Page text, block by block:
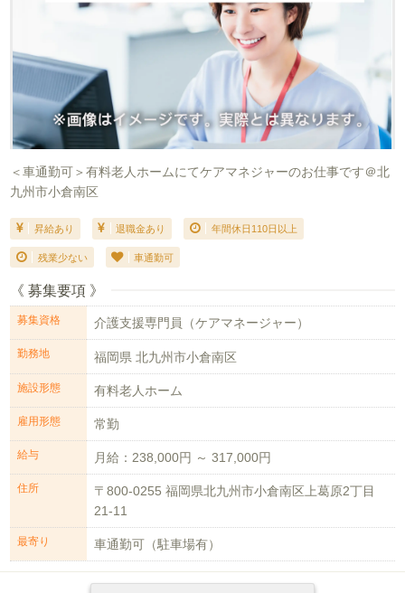
＜車通勤可＞有料老人ホームにてケアマネジャーのお仕事です＠北
九州市小倉南区
昇給あり 退職金あり 年間休日110日以上
残業少ない 車通勤可
《 募集要項 》
募集資格 介護支援専門員（ケアマネージャー）
勤務地 福岡県 北九州市小倉南区
施設形態 有料老人ホーム
雇用形態 常勤
給与 月給：238,000円 ～ 317,000円
住所
〒800-0255 福岡県北九州市小倉南区上葛原2丁目
21-11
最寄り 車通勤可（駐車場有）